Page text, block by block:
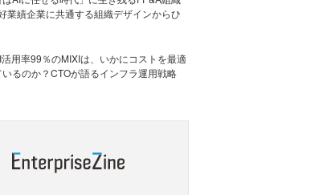
業績企業に共通する組織デザインからひ
用率99％のMIXIは、いかにコストを最適
るのか？CTOが語るインフラ運用戦略